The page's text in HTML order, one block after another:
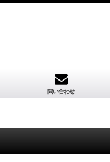
問い合わせ